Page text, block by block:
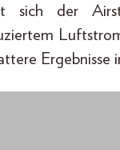
sich der